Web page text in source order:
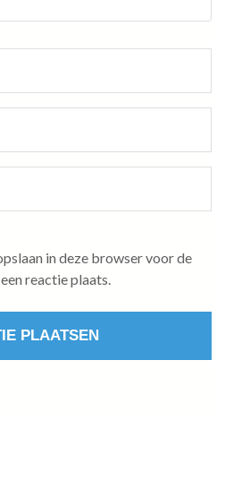
in deze browser voor de
reactie plaats.